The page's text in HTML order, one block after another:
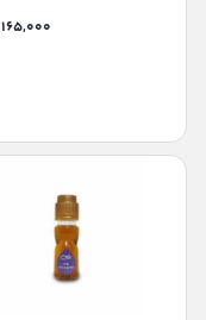
۱۶۵,۰۰۰